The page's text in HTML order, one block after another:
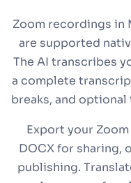
Zoom recordings in
are supported
The AI transcribes
a complete
breaks, and
Export your
DOCX for sharing,
publishing.